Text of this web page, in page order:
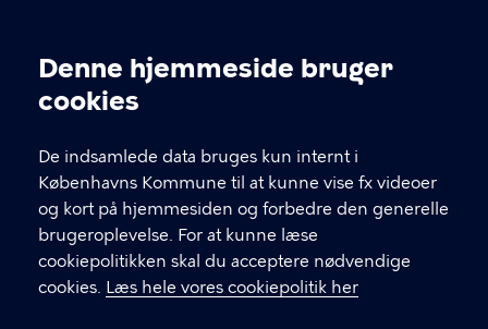
Cookieindstillinger
Denne hjemmeside bruger
cookies
De indsamlede data bruges kun internt i
Københavns Kommune til at kunne vise fx videoer
og kort på hjemmesiden og forbedre den generelle
brugeroplevelse. For at kunne læse
cookiepolitikken skal du acceptere nødvendige
cookies. Læs hele vores cookiepolitik her
Kontakt Københavns Kommune
T
fFind andre kontakter her
CVR-nummer64942212
GENVEJE